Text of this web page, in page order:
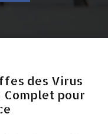
des Virus
Complet pour